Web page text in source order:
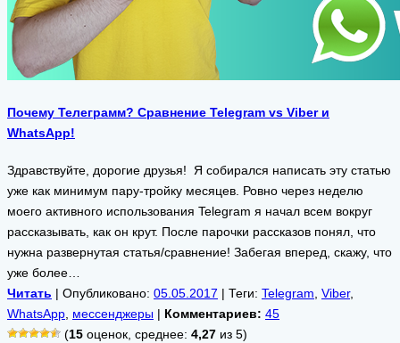
Почему Телеграмм? Сравнение Telegram vs Viber и
WhatsApp!
Здравствуйте, дорогие друзья! Я собирался написать эту статью
уже как минимум пару-тройку месяцев. Ровно через неделю
моего активного использования Telegram я начал всем вокруг
рассказывать, как он крут. После парочки рассказов понял, что
нужна развернутая статья/сравнение! Забегая вперед, скажу, что
уже более…
Читать | Опубликовано: 05.05.2017 | Теги: Telegram Viber,
WhatsApp мессенджеры | Комментариев: 45
(15 оценок, среднее: 4,27 из 5)